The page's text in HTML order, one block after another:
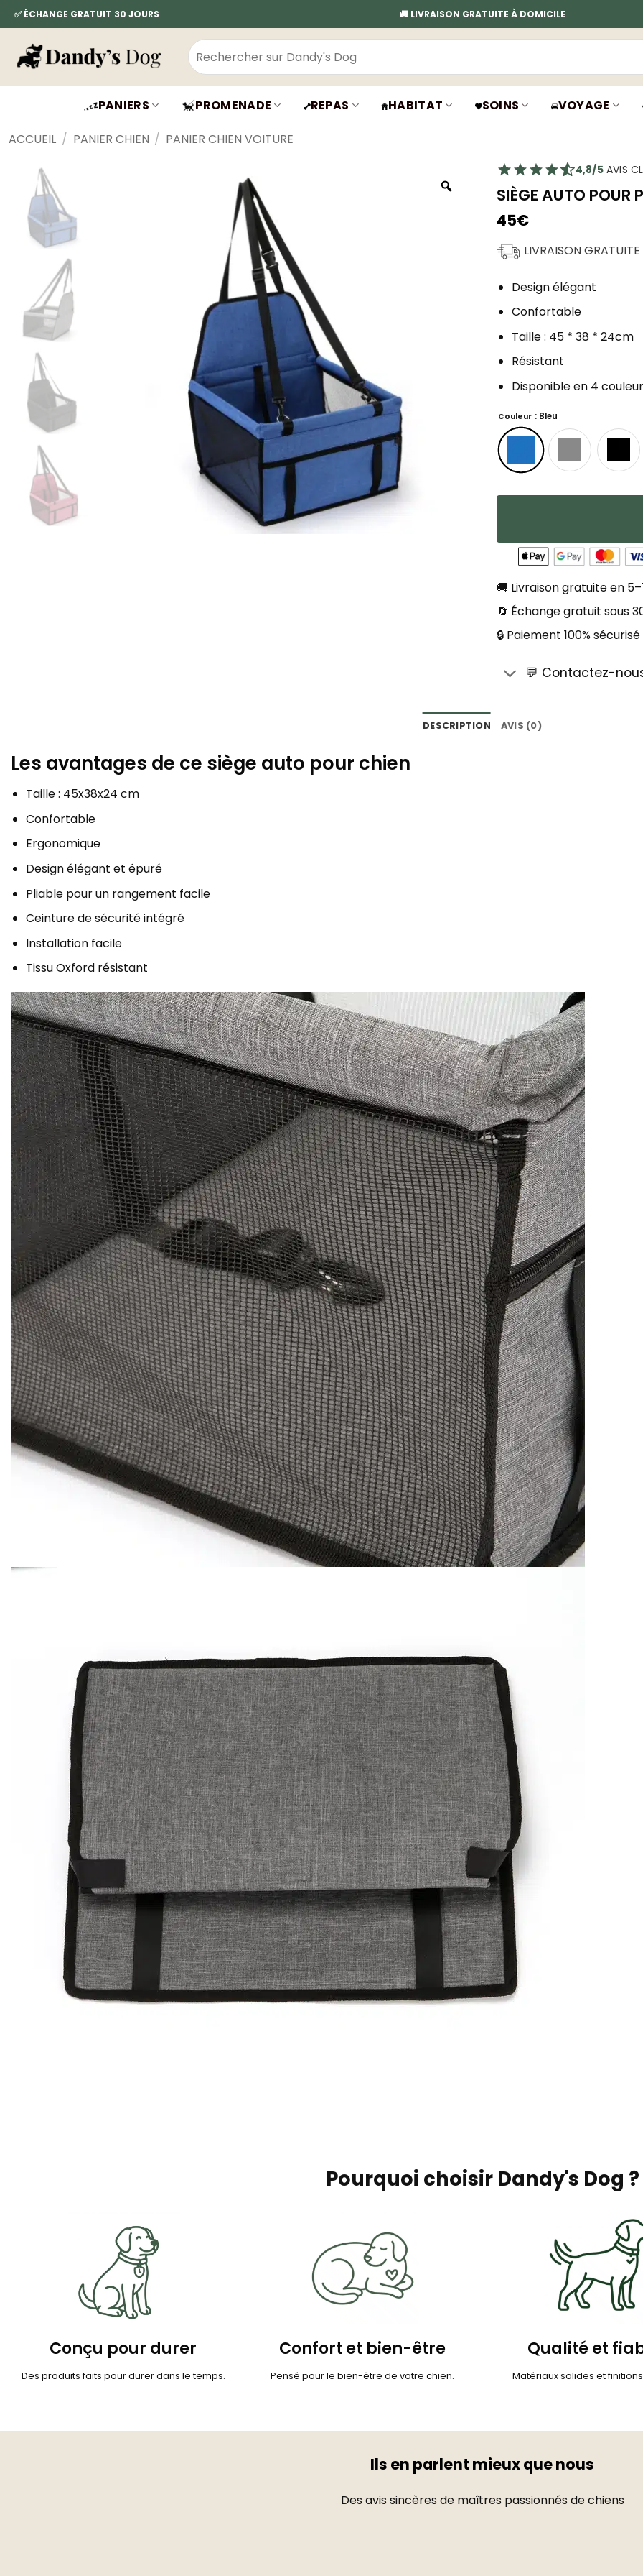
Passer
au
contenu
✅ ÉCHANGE GRATUIT 30 JOURS 🚚 LIVRAISON GRATUITE À DOMICILE
Recherche
pour :
PANIERS PROMENADE REPAS HABITAT SOINS VOYAGE
ACCUEIL / PANIER CHIEN / PANIER CHIEN VOITURE
4,8/5AVIS
SIÈGE AUTO POUR
45€
LIVRAISON GRATUITE
Design élégant
Confortable
Taille : 45 * 38 * 24cm
Résistant
Disponible en 4
Couleur : Bleu
🚚 Livraison gratuite en
🔄 Échange gratuit sous
🔒 Paiement 100% sécurisé
💬 Contactez-
DESCRIPTION AVIS (0)
Les avantages de ce siège auto pour chien
Taille : 45x38x24 cm
Confortable
Ergonomique
Design élégant et épuré
Pliable pour un rangement facile
Ceinture de sécurité intégré
Installation facile
Tissu Oxford résistant
Pourquoi choisir Dandy's Dog ?
Conçu pour durer
Des produits faits pour durer dans le temps.
Confort et bien-être
Pensé pour le bien-être de votre chien.
Qualité et
Matériaux solides et
Ils en parlent mieux que nous
Des avis sincères de maîtres passionnés de chiens